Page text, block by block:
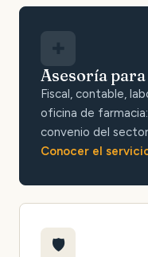
Asesoría
Fiscal, contable,
oficina de
convenio del
Conocer el
🛡️